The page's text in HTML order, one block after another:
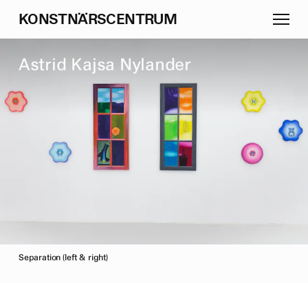
KONSTNÄRSCENTRUM
Astrid Kajsa Nylander
Separation (left & right)